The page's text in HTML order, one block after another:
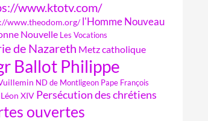
www.ktotv.com/
www.theodom.org/ l'Homme Nouveau
Nouvelle Les Vocations
de Nazareth Metz catholique
Ballot Philippe
ND de Montligeon Pape François
XIV Persécution des chrétiens
ouvertes